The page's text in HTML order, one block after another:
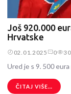
Još 920.000
Hrvatske
02.01.2025 0
Ured je s 9. 500
ČITAJ VIŠE...